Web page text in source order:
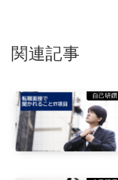
関連記事
自己研鑽